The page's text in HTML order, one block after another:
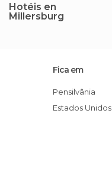
Hotéis en
Millersburg
Fica em
Pensilvânia
Estados Unidos